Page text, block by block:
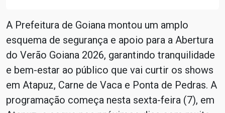
A Prefeitura de Goiana montou um amplo
esquema de segurança e apoio para a Abertura
do Verão Goiana 2026, garantindo tranquilidade
e bem-estar ao público que vai curtir os shows
em Atapuz, Carne de Vaca e Ponta de Pedras. A
programação começa nesta sexta-feira (7), em